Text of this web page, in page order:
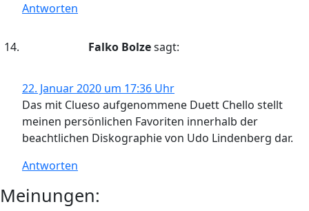
Antworten
Falko Bolzesagt:
22. Januar 2020 um 17:36 Uhr
Das mit Clueso aufgenommene Duett Chello stellt
meinen persönlichen Favoriten innerhalb der
beachtlichen Diskographie von Udo Lindenberg dar.
Antworten
Meinungen: